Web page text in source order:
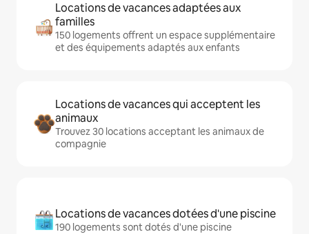
Locations de vacances adaptées aux
familles
150 logements offrent un espace supplémentaire
et des équipements adaptés aux enfants
Locations de vacances qui acceptent les
animaux
Trouvez 30 locations acceptant les animaux de
compagnie
Locations de vacances dotées d'une piscine
190 logements sont dotés d'une piscine